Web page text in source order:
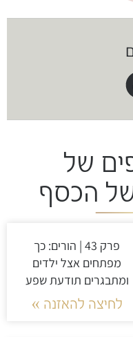
של
של הכסף
פרק 43 | הורים: כך
מפתחים אצל ילדים
ומתבגרים תודעת שפע
לחיצה להאזנה »